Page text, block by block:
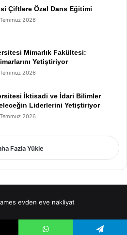
Çiftlere Özel Dans Eğitimi
2026
Mimarlık Fakültesi:
Yetiştiriyor
2026
İktisadi ve İdari Bilimler
Liderlerini Yetiştiriyor
2026
Fazla Yükle
evden eve nakliyat